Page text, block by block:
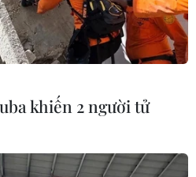
khiến 2 người tử